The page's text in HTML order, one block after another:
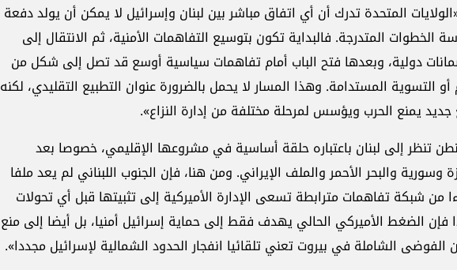
المتحدة تدرك أن أي اتفاق مباشر بين لبنان وإسرائيل لا يمكن أن يولد دفعة
الخطوات المتدرجة. فالبداية تكون بتوسيع التفاهمات الأمنية، ثم الانتقال إلى
دولية، وبعدها فتح الباب أمام تفاهمات سياسية أوسع قد تصل إلى شكل من
التسوية المستدامة. وهذا المسار لا يحمل بالضرورة عنوان التطبيع التقليدي، لكنه
يمنع الحرب ويؤسس لمرحلة مختلفة من إدارة النزاع».
تنظر إلى لبنان باعتباره حلقة أساسية في مشروعها الإقليمي، خصوصا بعد
وسورية والبحر الأحمر والملف الإيراني. ومن هنا، فإن الجنوب اللبناني لم يعد ملفا
من شبكة تفاهمات مترابطة تسعى الإدارة الأميركية إلى تثبيتها قبل أي تحولات
فإن الضغط الأميركي الحالي يهدف فقط إلى حماية إسرائيل أمنيا، بل أيضا إلى منع
الفوضى الشاملة في بيروت تعني تلقائيا انفجار الحدود الشمالية لإسرائيل مجددا».